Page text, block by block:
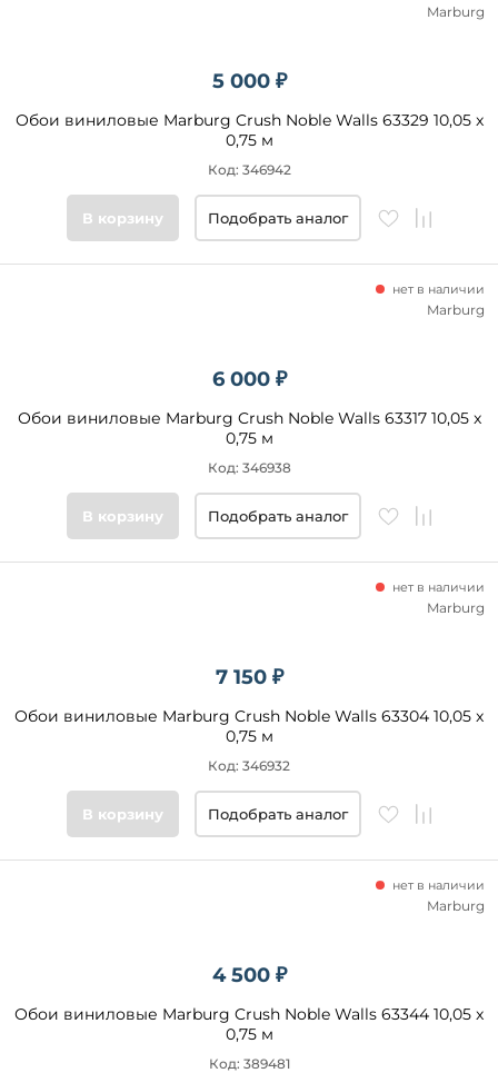
5 000 ₽
Обои виниловые Marburg Crush Noble Walls 63329 10,05 x
0,75 м
Код: 346942
Marburg
В корзину Подобрать аналог
6 000 ₽
Обои виниловые Marburg Crush Noble Walls 63317 10,05 x
0,75 м
нет в наличии
Код: 346938
Marburg
В корзину Подобрать аналог
7 150 ₽
Обои виниловые Marburg Crush Noble Walls 63304 10,05 x
0,75 м
нет в наличии
Код: 346932
Marburg
В корзину Подобрать аналог
4 500 ₽
Обои виниловые Marburg Crush Noble Walls 63344 10,05 x
0,75 м
нет в наличии
Код: 389481
Marburg